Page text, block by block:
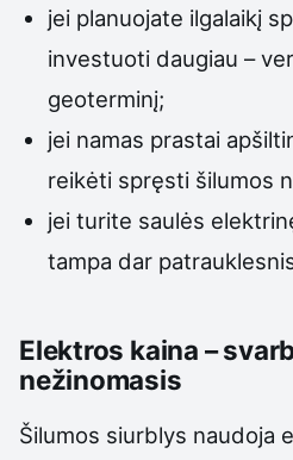
jei planuojate ilgalaikį
investuoti daugiau –
geoterminį;
jei namas prastai
reikėti spręsti šilumos
jei turite saulės
tampa dar
Elektros kaina –
nežinomasis
Šilumos siurblys naudoja